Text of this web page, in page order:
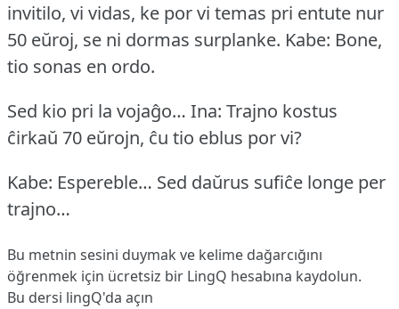
invitilo, vi vidas, ke por vi temas pri entute nur
50 eŭroj, se ni dormas surplanke. Kabe: Bone,
tio sonas en ordo.
Sed kio pri la vojaĝo… Ina: Trajno kostus
ĉirkaŭ 70 eŭrojn, ĉu tio eblus por vi?
Kabe: Espereble… Sed daŭrus sufiĉe longe per
trajno…
Bu metnin sesini duymak ve kelime dağarcığını
öğrenmek için ücretsiz bir LingQ hesabına kaydolun.
Bu dersi lingQ'da açın